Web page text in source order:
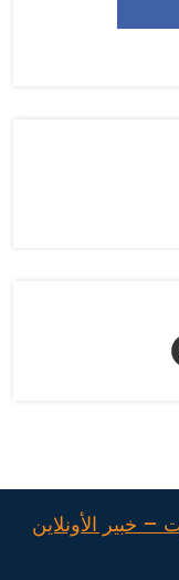
خبير الأونلاين